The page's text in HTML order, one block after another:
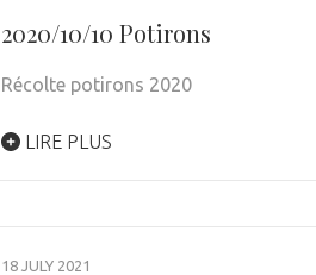
2020/10/10 Potirons
Récolte potirons 2020
LIRE PLUS
18 JULY 2021